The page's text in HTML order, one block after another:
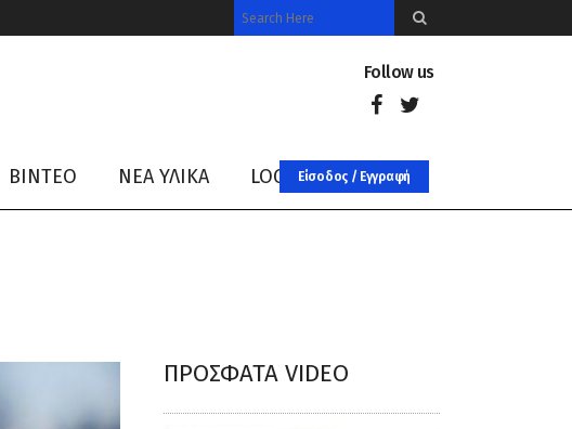
Follow us
ΒΊΝΤΕΟ ΝΈΑ ΥΛΙΚΑ LOG INΕίσοδος / Εγγραφή
ΠΡΌΣΦΑΤΑ VIDEO